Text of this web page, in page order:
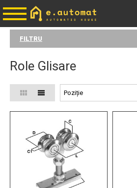
FILTRU
Role Glisare